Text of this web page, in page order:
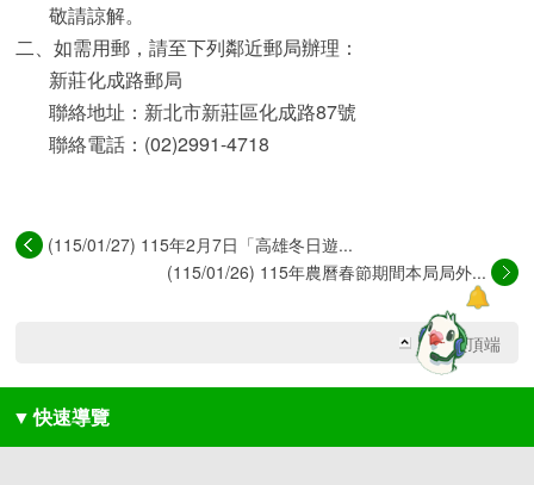
敬請諒解。
二、如需用郵，請至下列鄰近郵局辦理：
新莊化成路郵局
聯絡地址：新北市新莊區化成路87號
聯絡電話：(02)2991-4718
(115/01/27) 115年2月7日「高雄冬日遊...
(115/01/26) 115年農曆春節期間本局局外...
回網頁頂端
▼ 快速導覽